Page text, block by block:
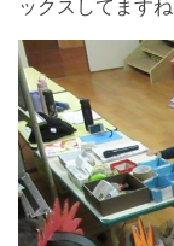
ックスしてますね